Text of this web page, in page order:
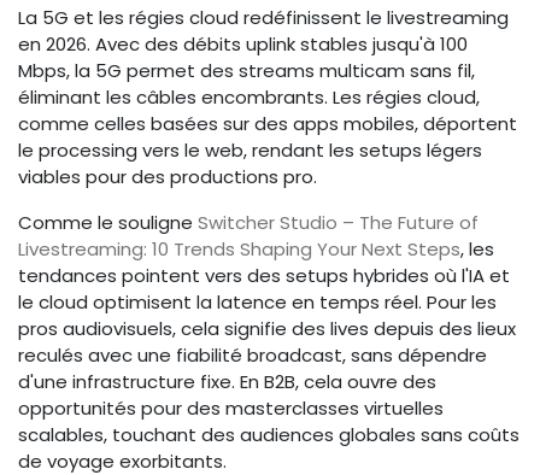
La 5G et les régies cloud redéfinissent le livestreaming
en 2026. Avec des débits uplink stables jusqu'à 100
Mbps, la 5G permet des streams multicam sans fil,
éliminant les câbles encombrants. Les régies cloud,
comme celles basées sur des apps mobiles, déportent
le processing vers le web, rendant les setups légers
viables pour des productions pro.
Comme le souligne Switcher Studio – The Future of
Livestreaming: 10 Trends Shaping Your Next Steps, les
tendances pointent vers des setups hybrides où l'IA et
le cloud optimisent la latence en temps réel. Pour les
pros audiovisuels, cela signifie des lives depuis des lieux
reculés avec une fiabilité broadcast, sans dépendre
d'une infrastructure fixe. En B2B, cela ouvre des
opportunités pour des masterclasses virtuelles
scalables, touchant des audiences globales sans coûts
de voyage exorbitants.